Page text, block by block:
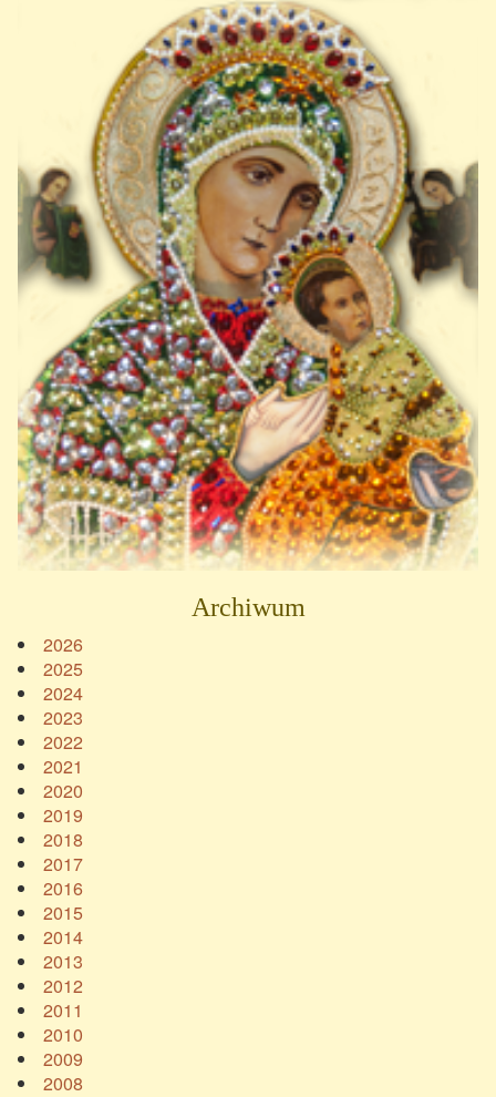
Archiwum
2026
2025
2024
2023
2022
2021
2020
2019
2018
2017
2016
2015
2014
2013
2012
2011
2010
2009
2008